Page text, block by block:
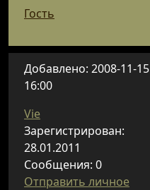
Гость
Добавлено: 2008-11-15
16:00
Vie
Зарегистрирован:
28.01.2011
Сообщения: 0
Отправить личное